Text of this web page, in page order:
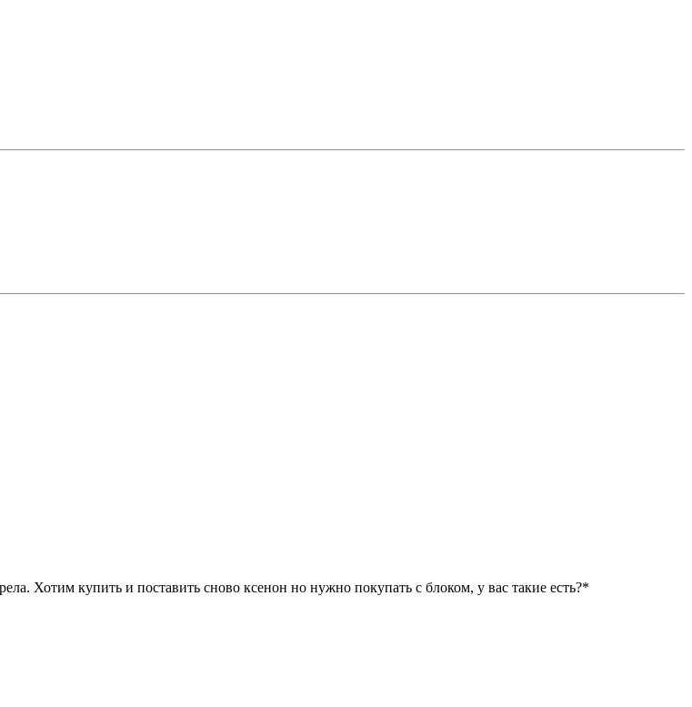
Хотим купить и поставить сново ксенон но нужно покупать с блоком, у вас такие есть?*